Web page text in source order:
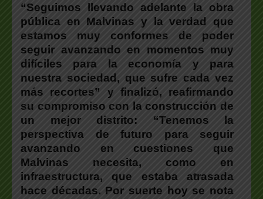
“Seguimos llevando adelante la obra
pública en Malvinas y la verdad que
estamos muy conformes de poder
seguir avanzando en momentos muy
difíciles para la economía y para
nuestra sociedad, que sufre cada vez
más recortes” y finalizó, reafirmando
su compromiso con la construcción de
un mejor distrito: “Tenemos la
perspectiva de futuro para seguir
avanzando en cuestiones que
Malvinas necesita, como en
infraestructura, que estaba atrasada
hace décadas. Por suerte hoy se nota